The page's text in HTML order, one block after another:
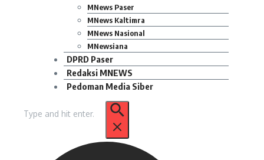
MNews Paser
MNews Kaltimra
MNews Nasional
MNewsiana
DPRD Paser
Redaksi MNEWS
Pedoman Media Siber
untuk: